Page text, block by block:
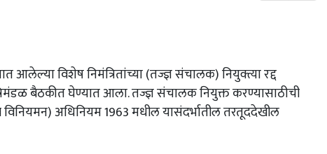
आलेल्या विशेष निमंत्रितांच्या (तज्ज्ञ संचालक) नियुक्त्या रद्द
बैठकीत घेण्यात आला. तज्ज्ञ संचालक नियुक्त करण्यासाठीची
विनियमन) अधिनियम1963मधील यासंदर्भातील तरतूददेखील